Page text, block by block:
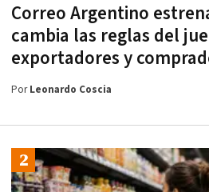
Correo Argentino
cambia las reglas del
exportadores y
PorLeonardo Coscia